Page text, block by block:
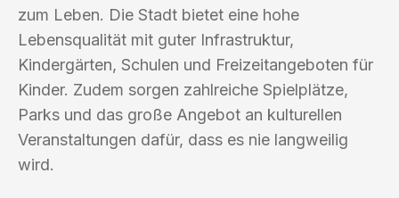
zum Leben. Die Stadt bietet eine hohe
Lebensqualität mit guter Infrastruktur,
Kindergärten, Schulen und Freizeitangeboten für
Kinder. Zudem sorgen zahlreiche Spielplätze,
Parks und das große Angebot an kulturellen
Veranstaltungen dafür, dass es nie langweilig
wird.